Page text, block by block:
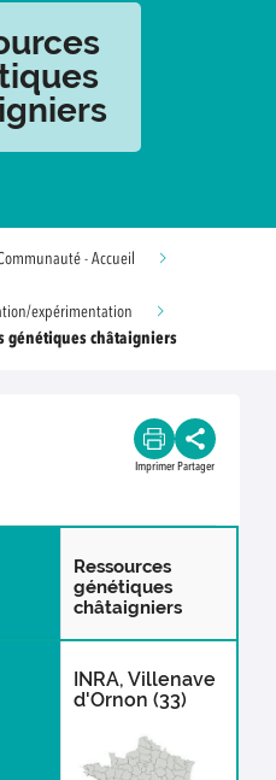
- Accueil
expérimentation
génétiques châtaigniers
Imprimer Partager
Ressources
génétiques
châtaigniers
INRA, Villenave
d'Ornon (33)